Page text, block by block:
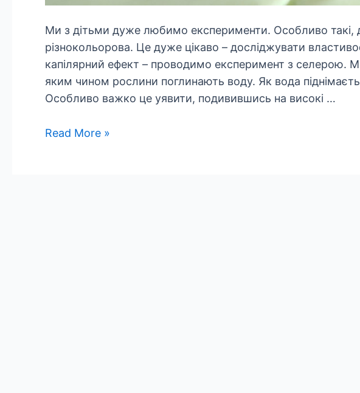
Ми з дітьми дуже любимо експерименти. Особливо такі,
різнокольорова. Це дуже цікаво – досліджувати
капілярний ефект – проводимо експеримент з селерою.
яким чином рослини поглинають воду. Як вода
Особливо важко це уявити, подивившись на високі …
Efekt
Read More »